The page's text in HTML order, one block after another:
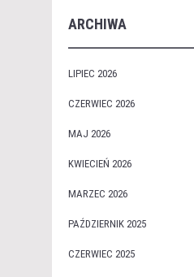
ARCHIWA
LIPIEC 2026
CZERWIEC 2026
MAJ 2026
KWIECIEŃ 2026
MARZEC 2026
PAŹDZIERNIK 2025
CZERWIEC 2025